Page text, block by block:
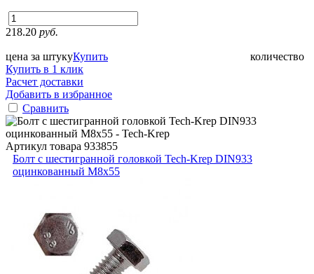
218.20 руб.
цена за штуку количество
Купить
Купить в 1 клик
Расчет доставки
Добавить в избранное
Сравнить
Артикул товара 933855
Болт с шестигранной головкой Tech-Krep DIN933
оцинкованный М8х55